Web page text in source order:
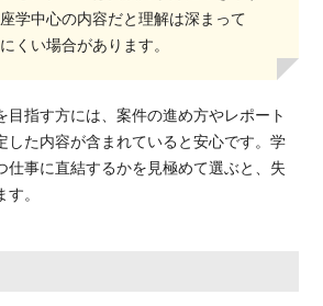
学中心の内容だと理解は深まって
くい場合があります。
目指す方には、案件の進め方やレポート
した内容が含まれていると安心です。学
仕事に直結するかを見極めて選ぶと、失
。